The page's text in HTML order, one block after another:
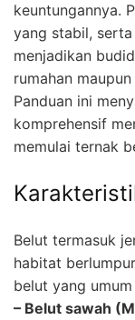
keuntungannya.
yang stabil,
menjadikan
rumahan
Panduan ini
komprehensif
memulai ternak
Belut termasuk
habitat
belut yang
– Belut sawah